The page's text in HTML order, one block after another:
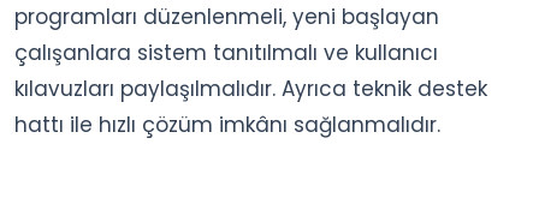
programları düzenlenmeli, yeni başlayan
çalışanlara sistem tanıtılmalı ve kullanıcı
kılavuzları paylaşılmalıdır. Ayrıca teknik destek
hattı ile hızlı çözüm imkânı sağlanmalıdır.